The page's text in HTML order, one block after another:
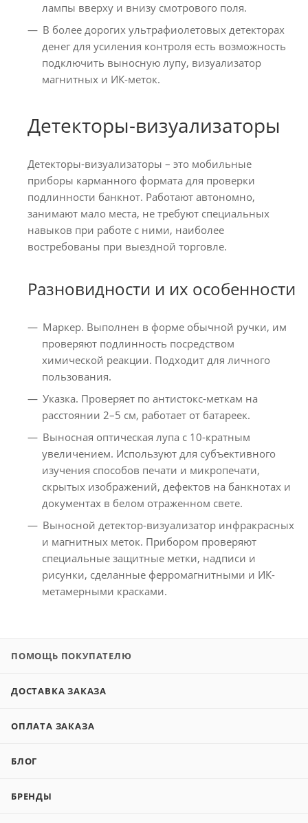
лампы вверху и внизу смотрового поля.
В более дорогих ультрафиолетовых детекторах
денег для усиления контроля есть возможность
подключить выносную лупу, визуализатор
магнитных и ИК-меток.
Детекторы-визуализаторы
Детекторы-визуализаторы – это мобильные
приборы карманного формата для проверки
подлинности банкнот. Работают автономно,
занимают мало места, не требуют специальных
навыков при работе с ними, наиболее
востребованы при выездной торговле.
Разновидности и их особенности
Маркер. Выполнен в форме обычной ручки, им
проверяют подлинность посредством
химической реакции. Подходит для личного
пользования.
Указка. Проверяет по антистокс-меткам на
расстоянии 2–5 см, работает от батареек.
Выносная оптическая лупа с 10-кратным
увеличением. Используют для субъективного
изучения способов печати и микропечати,
скрытых изображений, дефектов на банкнотах и
документах в белом отраженном свете.
Выносной детектор-визуализатор инфракрасных
и магнитных меток. Прибором проверяют
специальные защитные метки, надписи и
рисунки, сделанные ферромагнитными и ИК-
метамерными красками.
ПОМОЩЬ ПОКУПАТЕЛЮ
ДОСТАВКА ЗАКАЗА
ОПЛАТА ЗАКАЗА
БЛОГ
БРЕНДЫ